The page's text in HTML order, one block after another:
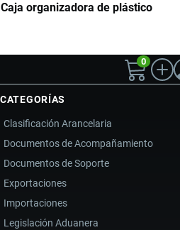
Caja organizadora de plástico
0
CATEGORÍAS
Clasificación Arancelaria
Documentos de Acompañamiento
Documentos de Soporte
Exportaciones
Importaciones
Legislación Aduanera